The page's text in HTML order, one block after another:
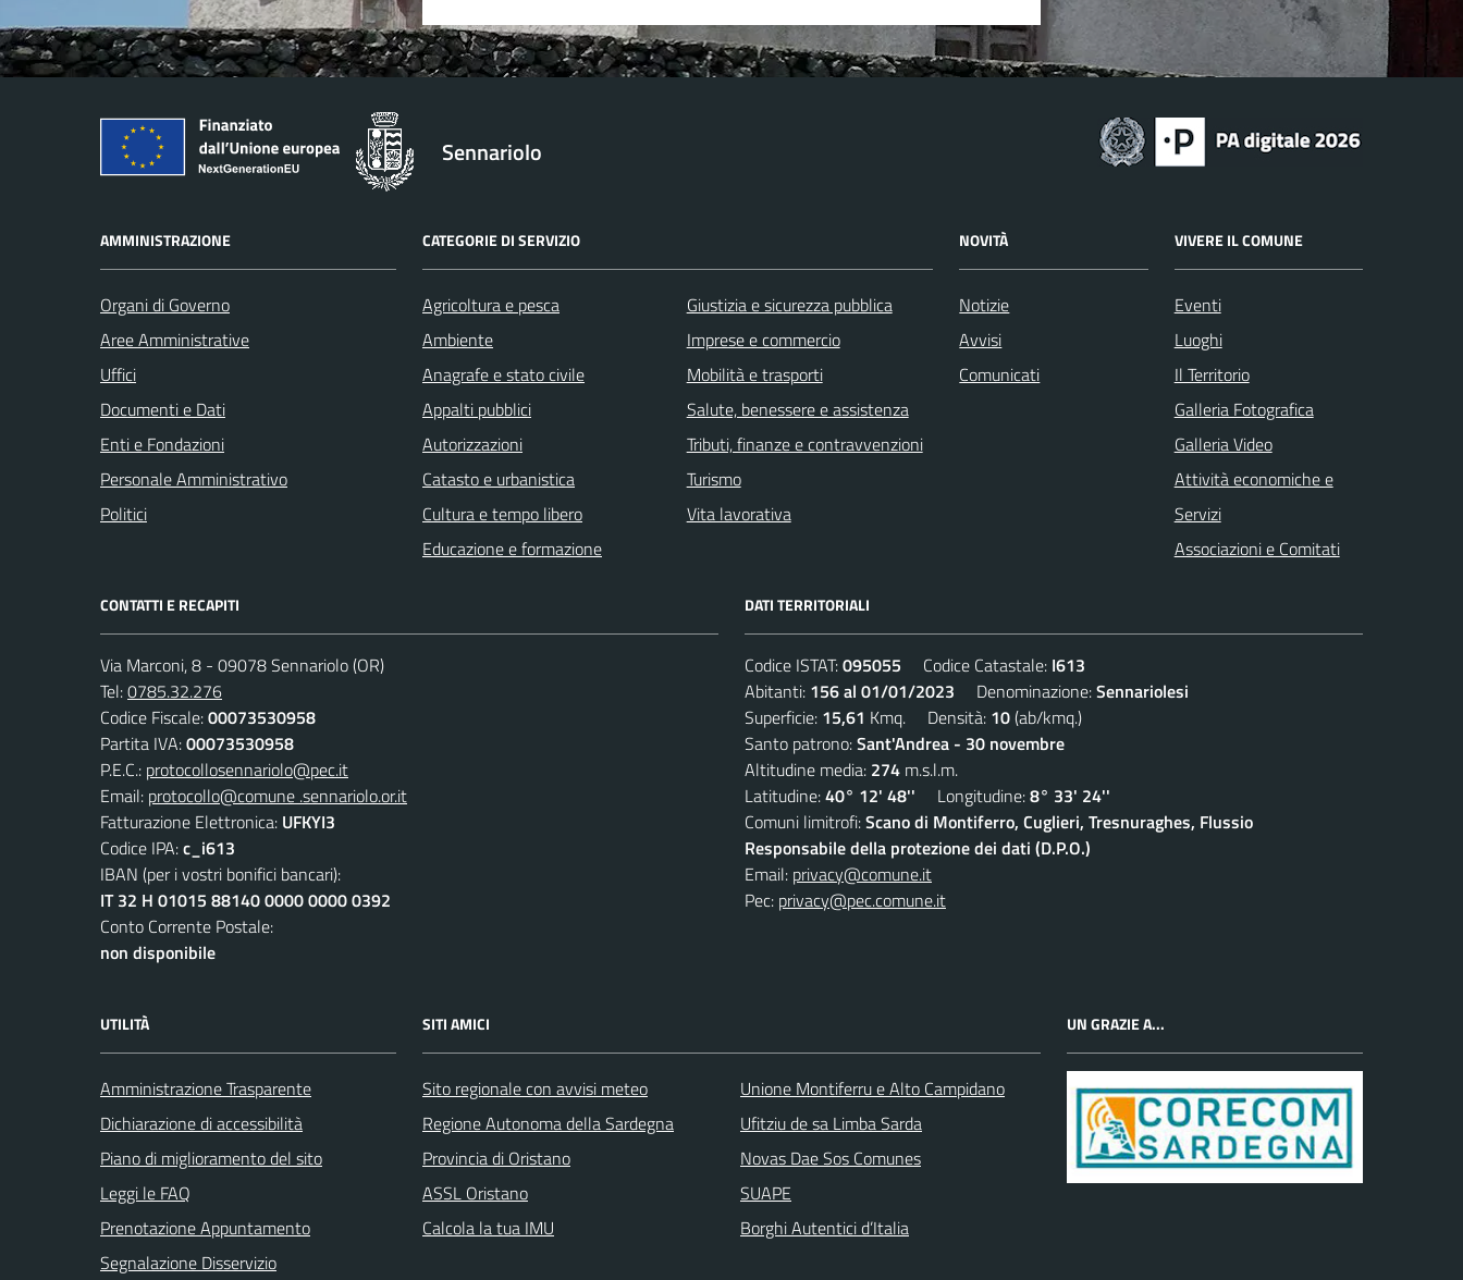
Sennariolo
AMMINISTRAZIONE
Organi di Governo
Aree Amministrative
Uffici
Documenti e Dati
Enti e Fondazioni
Personale Amministrativo
Politici
CATEGORIE DI SERVIZIO
Agricoltura e pesca
Ambiente
Anagrafe e stato civile
Appalti pubblici
Autorizzazioni
Catasto e urbanistica
Cultura e tempo libero
Educazione e formazione
Giustizia e sicurezza pubblica
Imprese e commercio
Mobilità e trasporti
Salute, benessere e assistenza
Tributi, finanze e contravvenzioni
Turismo
Vita lavorativa
NOVITÀ
Notizie
Avvisi
Comunicati
VIVERE IL COMUNE
Eventi
Luoghi
Il Territorio
Galleria Fotografica
Galleria Video
Attività economiche e
Servizi
Associazioni e Comitati
CONTATTI E RECAPITI
Via Marconi, 8 - 09078 Sennariolo (OR)
Tel:0785.32.276
Codice Fiscale:00073530958
Partita IVA:00073530958
P.E.C.: protocollosennariolo@pec.it
Email: protocollo@comune .sennariolo.or.it
Fatturazione Elettronica: UFKYI3
Codice IPA:c_i613
IBAN (per i vostri bonifici bancari):
IT 32 H 01015 88140 0000 0000 0392
Conto Corrente Postale:
non disponibile
DATI TERRITORIALI
Codice ISTAT:095055 Codice Catastale: I613
Abitanti: 156 al 01/01/2023 Denominazione:Sennariolesi
Superficie: 15,61 Kmq. Densità: 10(ab/kmq.)
Santo patrono:Sant'Andrea - 30 novembre
Altitudine media: 274 m.s.l.m.
Latitudine:40° 12' 48'' Longitudine:8° 33' 24''
Comuni limitrofi:Scano di Montiferro, Cuglieri, Tresnuraghes, Flussio
Responsabile della protezione dei dati (D.P.O.)
Email: privacy@comune.it
Pec: privacy@pec.comune.it
UTILITÀ
Amministrazione Trasparente
Dichiarazione di accessibilità
Piano di miglioramento del sito
Leggi le FAQ
Prenotazione Appuntamento
Segnalazione Disservizio
SITI AMICI
Sito regionale con avvisi meteo
Regione Autonoma della Sardegna
Provincia di Oristano
ASSL Oristano
Calcola la tua IMU
Unione Montiferru e Alto Campidano
Ufitziu de sa Limba Sarda
Novas Dae Sos Comunes
SUAPE
Borghi Autentici d’Italia
UN GRAZIE A...